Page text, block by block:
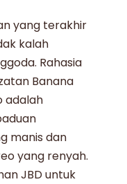
yang terakhir
kalah
Rahasia
Banana
adalah
manis dan
yang renyah.
JBD untuk